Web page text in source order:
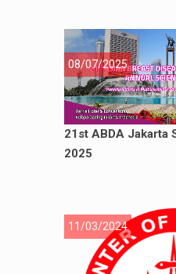
08/07/2025
21st ABDA Jakarta
2025
11/03/2024